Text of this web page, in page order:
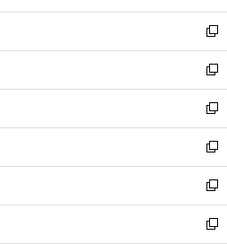
開
く
ウ
で
開
く
ン
ド
ウ
で
開
く
し
い
ウ
ィ
ン
ド
ウ
で
開
く
新
し
い
ウ
ィ
ン
ド
ウ
で
開
く
新
し
い
ウ
ィ
ン
ド
ウ
で
新
し
い
ウ
ィ
ン
ド
新
し
い
ウ
ィ
新
し
い
新